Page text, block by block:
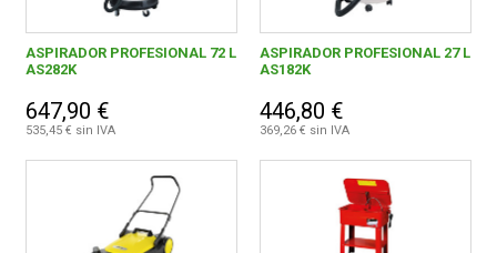
ASPIRADOR PROFESIONAL 72 L
AS282K
647,90 €
535,45 € sin IVA
ASPIRADOR PROFESIONAL 27 L
AS182K
446,80 €
369,26 € sin IVA